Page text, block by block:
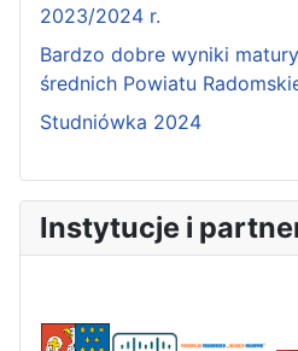
2023/2024 r.
Bardzo dobre wyniki
średnich Powiatu
Studniówka 2024
Instytucje i